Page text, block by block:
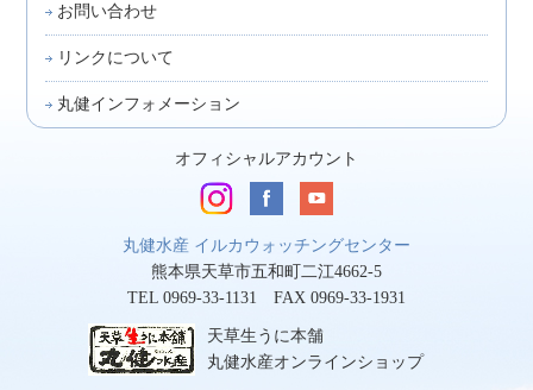
お問い合わせ
リンクについて
丸健インフォメーション
オフィシャルアカウント
丸健水産 イルカウォッチングセンター
熊本県天草市五和町二江4662-5
TEL 0969-33-1131 FAX 0969-33-1931
天草生うに本舗
丸健水産オンラインショップ